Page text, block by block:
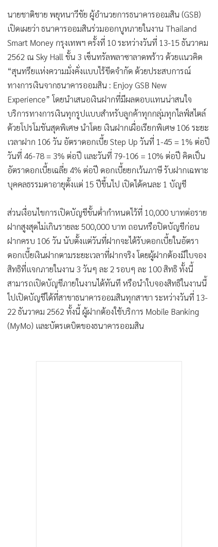
• ญี่ปุ่น
Gotomanager
นายชาติชาย พยุหนาวีชัย ผู้อำนวยการธนาคารออมสิน (GSB)
เปิดเผยว่า ธนาคารออมสินร่วมออกบูทภายในงาน Thailand
Smart Money กรุงเทพฯ ครั้งที่ 10 ระหว่างวันที่ 13-15 ธันวาคม
2562 ณ Sky Hall ชั้น 3 เซ็นทรัลพลาซาลาดพร้าว ด้วยแนวคิด
“สุนทรียแห่งความมั่งคั่งแบบไร้ขีดจำกัด ด้วยประสบการณ์
ทางการเงินจากธนาคารออมสิน : Enjoy GSB New
Experience” โดยนำเสนอเงินฝากที่มีผลตอบแทนน่าสนใจ
บริการทางการเงินทุกรูปแบบสำหรับลูกค้าทุกกลุ่มทุกไลฟ์สไตล์
ด้วยโปรโมชันสุดพิเศษ นำโดย เงินฝากเผื่อเรียกพิเศษ 106 ระยะ
เวลาฝาก 106 วัน อัตราดอกเบี้ย Step Up วันที่ 1-45 = 1% ต่อปี
วันที่ 46-78 = 3% ต่อปี และวันที่ 79-106 = 10% ต่อปี คิดเป็น
อัตราดอกเบี้ยเฉลี่ย 4% ต่อปี ดอกเบี้ยยกเว้นภาษี รับฝากเฉพาะ
บุคคลธรรมดาอายุตั้งแต่ 15 ปีขึ้นไป เปิดได้คนละ 1 บัญชี
ส่วนเงื่อนไขการเปิดบัญชีขั้นต่ำกำหนดไว้ที่ 10,000 บาทต่อราย
ฝากสูงสุดไม่เกินรายละ 500,000 บาท ถอนหรือปิดบัญชีก่อน
ฝากครบ 106 วัน นับตั้งแต่วันที่ฝากจะได้รับดอกเบี้ยในอัตรา
ดอกเบี้ยเงินฝากตามระยะเวลาที่ฝากจริง โดยผู้ฝากต้องมีใบจอง
สิทธิที่แจกภายในงาน 3 วันๆ ละ 2 รอบๆ ละ 100 สิทธิ ทั้งนี้
สามารถเปิดบัญชีภายในงานได้ทันที หรือนำใบจองสิทธิในงานนี้
ไปเปิดบัญชีได้ที่สาขาธนาคารออมสินทุกสาขา ระหว่างวันที่ 13-
22 ธันวาคม 2562 ทั้งนี้ ผู้ฝากต้องใช้บริการ Mobile Banking
(MyMo) และบัตรเดบิตของธนาคารออมสิน